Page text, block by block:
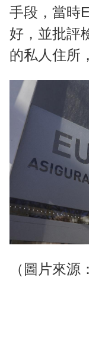
手段，當時
好，並批評
的私人住所
（圖片來源